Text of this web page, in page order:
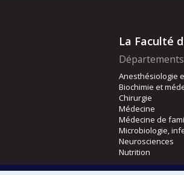
La Faculté
Départements
Anesthésiologie
Biochimie et
Chirurgie
Médecine
Médecine de
Microbiologie,
Neurosciences
Nutrition